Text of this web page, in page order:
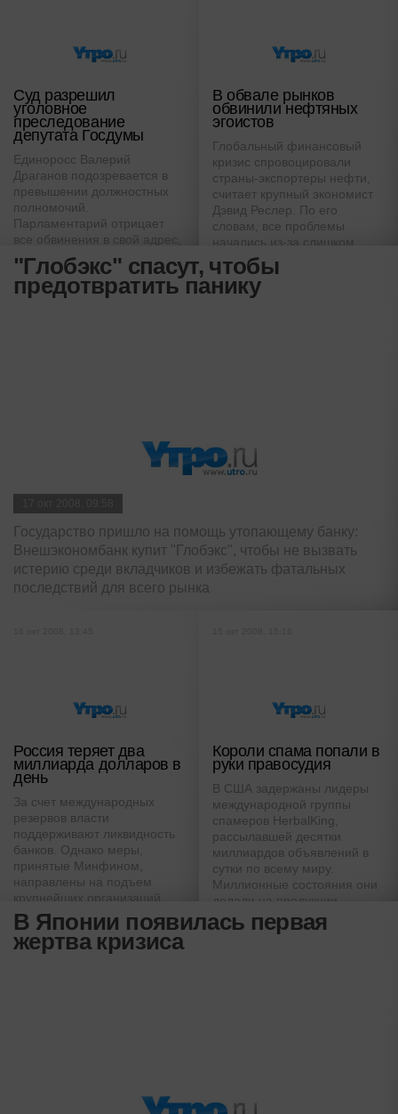
Cуд разрешил
уголовное
преследование
депутата Госдумы
Единоросс Валерий
Драганов подозревается в
превышении должностных
полномочий.
Парламентарий отрицает
все обвинения в свой адрес,
отмечая, что действовал в
соответствии с российским
законодательством
В обвале рынков
обвинили нефтяных
эгоистов
Глобальный финансовый
кризис спровоцировали
страны-экспортеры нефти,
считает крупный экономист
Дэвид Реслер. По его
словам, все проблемы
начались из-за слишком
высоких цен на черное
золото
"Глобэкс" спасут, чтобы
предотвратить панику
Государство пришло на помощь утопающему банку:
Внешэкономбанк купит "Глобэкс", чтобы не вызвать
истерию среди вкладчиков и избежать фатальных
последствий для всего рынка
Россия теряет два
миллиарда долларов в
день
За счет международных
резервов власти
поддерживают ликвидность
банков. Однако меры,
принятые Минфином,
направлены на подъем
крупнейших организаций.
Остальные предоставлены
самим себе
Короли спама попали в
руки правосудия
В США задержаны лидеры
международной группы
спамеров HerbalKing,
рассылавшей десятки
миллиардов объявлений в
сутки по всему миру.
Миллионные состояния они
делали на продукции
сомнительного качества
В Японии появилась первая
жертва кризиса